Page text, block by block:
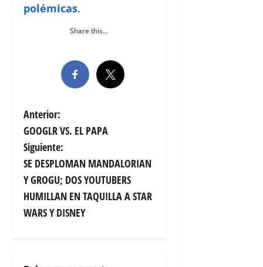
polémicas.
Share this...
N
a
v
e
g
Anterior:
GOOGLR VS. EL PAPA
Siguiente:
SE DESPLOMAN MANDALORIAN
Y GROGU; DOS YOUTUBERS
HUMILLAN EN TAQUILLA A STAR
WARS Y DISNEY